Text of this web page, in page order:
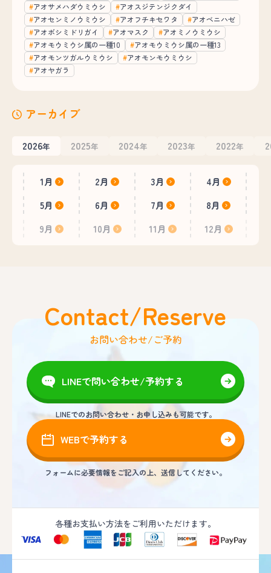
アオサメハダウミウシ
アオスジテンジクダイ
アオセンミノウミウシ
アオフチキセワタ
アオベニハゼ
アオボシミドリガイ
アオマスク
アオミノウミウシ
アオモウミウシ属の一種10
アオモウミウシ属の一種13
アオモンツガルウミウシ
アオモンモウミウシ
アオヤガラ
アーカイブ
2026年 2025年 2024年 2023年 2022年
1月 2月 3月
4月
5月
6月 7月
8月
9月
10月 11月 12月
Contact/Reserve
お問い合わせ/ご予約
LINEで問い合わせ/予約する
LINEでのお問い合わせ・お申し込みも可能です。
WEBで予約する
フォームに必要情報をご記入の上、送信してください。
各種お支払い方法をご利用いただけます。